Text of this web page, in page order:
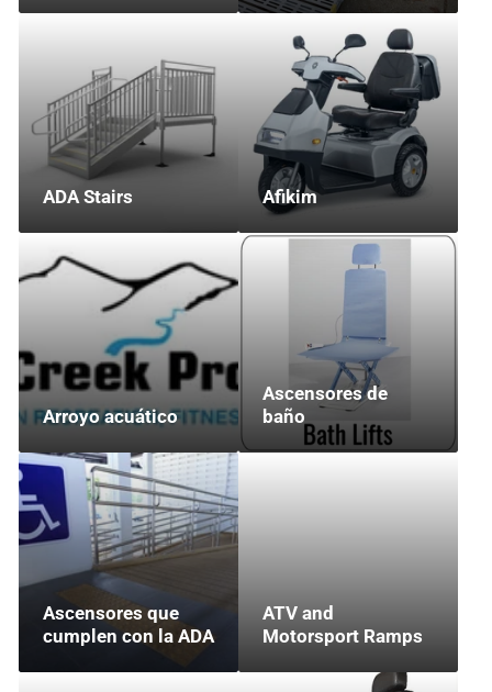
ADA Stairs Afikim
Arroyo acuático
Ascensores de
baño
Ascensores que
cumplen con la ADA
ATV and
Motorsport Ramps